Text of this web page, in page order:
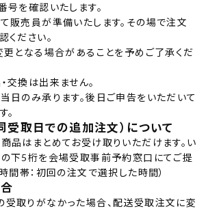
号を確認いたします。
販売員が準備いたします。その場で注文
ください。
更となる場合があることを予めご了承くだ
交換は出来ません。
日のみ承ります。後日ご申告をいただいて
。
受取日での追加注文）について
品はまとめてお受け取りいただけます。い
下5桁を会場受取事前予約窓口にてご提
間帯：初回の注文で選択した時間）
取りがなかった場合、配送受取注文に変